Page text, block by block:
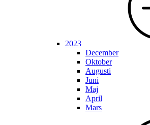
2023
December
Oktober
Augusti
Juni
Maj
April
Mars